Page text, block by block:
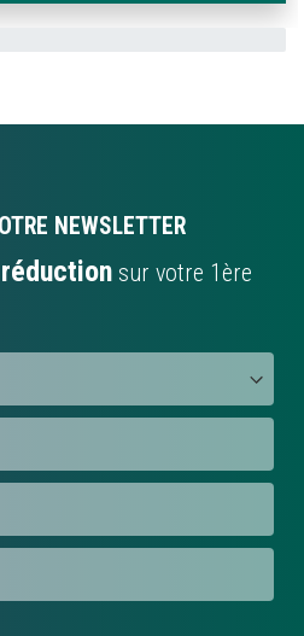
NEWSLETTER
sur votre 1ère